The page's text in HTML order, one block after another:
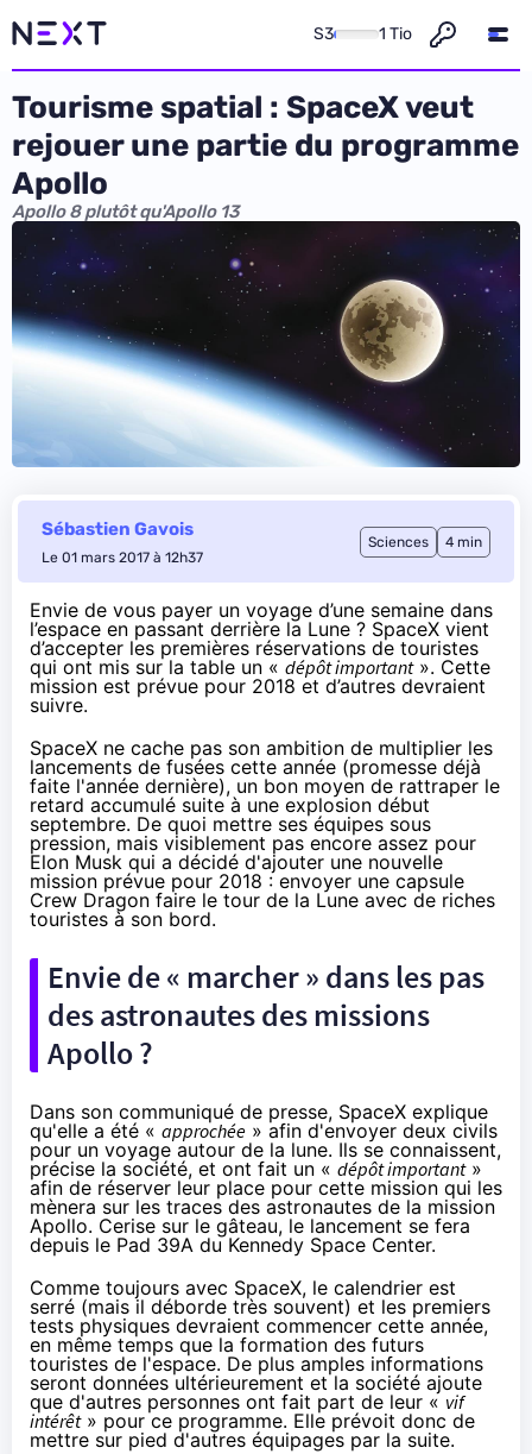
S3 1 Tio
Tourisme spatial : SpaceX veut
rejouer une partie du programme
Apollo
Apollo 8 plutôt qu'Apollo 13
Sébastien Gavois
Le 01 mars 2017 à 12h37
Sciences 4 min
Envie de vous payer un voyage d’une semaine dans
l’espace en passant derrière la Lune ? SpaceX vient
d’accepter les premières réservations de touristes
qui ont mis sur la table un « dépôt important». Cette
mission est prévue pour 2018 et d’autres devraient
suivre.
SpaceX ne cache pas son ambition de multiplier les
lancements de fusées cette année (promesse déjà
faite l'année dernière), un bon moyen de rattraper le
retard accumulé suite à une explosion début
septembre. De quoi mettre ses équipes sous
pression, mais visiblement pas encore assez pour
Elon Musk qui a décidé d'ajouter une nouvelle
mission prévue pour 2018 : envoyer une capsule
Crew Dragon faire le tour de la Lune avec de riches
touristes à son bord.
Envie de « marcher » dans les pas
des astronautes des missions
Apollo ?
Dans son communiqué de presse, SpaceX explique
qu'elle a été « approchée » afin d'envoyer deux civils
pour un voyage autour de la lune. Ils se connaissent,
précise la société, et ont fait un « dépôt important»
afin de réserver leur place pour cette mission qui les
mènera sur les traces des astronautes de la mission
Apollo. Cerise sur le gâteau, le lancement se fera
depuis le Pad 39A du Kennedy Space Center.
Comme toujours avec SpaceX, le calendrier est
serré (mais il déborde très souvent) et les premiers
tests physiques devraient commencer cette année,
en même temps que la formation des futurs
touristes de l'espace. De plus amples informations
seront données ultérieurement et la société ajoute
que d'autres personnes ont fait part de leur « vif
intérêt» pour ce programme. Elle prévoit donc de
mettre sur pied d'autres équipages par la suite.